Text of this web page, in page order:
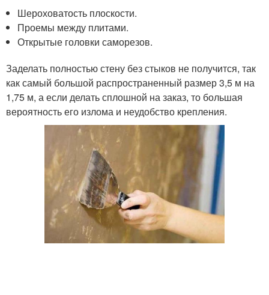
Шероховатость плоскости.
Проемы между плитами.
Открытые головки саморезов.
Заделать полностью стену без стыков не получится, так
как самый большой распространенный размер 3,5 м на
1,75 м, а если делать сплошной на заказ, то большая
вероятность его излома и неудобство крепления.